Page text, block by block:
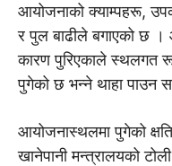
आयोजनाको क्याम्पहरू,
र पुल बाढीले बगाएको छ
कारण पुरिएकाले स्थलगत
पुगेको छ भन्ने थाहा पाउन
आयोजनास्थलमा पुगेको
खानेपानी मन्त्रालयको